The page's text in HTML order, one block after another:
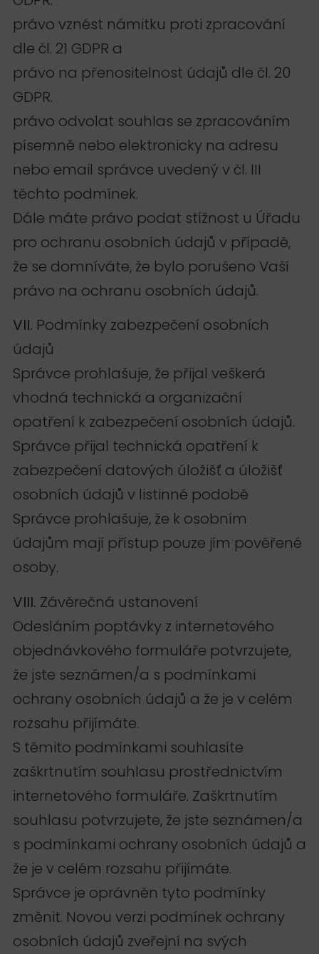
právo vznést námitku proti zpracování
dle čl. 21 GDPR a
právo na přenositelnost údajů dle čl. 20
GDPR.
právo odvolat souhlas se zpracováním
písemně nebo elektronicky na adresu
nebo email správce uvedený v čl. III
těchto podmínek.
Dále máte právo podat stížnost u Úřadu
pro ochranu osobních údajů v případě,
že se domníváte, že bylo porušeno Vaší
právo na ochranu osobních údajů.
VII. Podmínky zabezpečení osobních
údajů
Správce prohlašuje, že přijal veškerá
vhodná technická a organizační
opatření k zabezpečení osobních údajů.
Správce přijal technická opatření k
zabezpečení datových úložišť a úložišť
osobních údajů v listinné podobě
Správce prohlašuje, že k osobním
údajům mají přístup pouze jím pověřené
osoby.
VIII. Závěrečná ustanovení
Odesláním poptávky z internetového
objednávkového formuláře potvrzujete,
že jste seznámen/a s podmínkami
ochrany osobních údajů a že je v celém
rozsahu přijímáte.
S těmito podmínkami souhlasíte
zaškrtnutím souhlasu prostřednictvím
internetového formuláře. Zaškrtnutím
souhlasu potvrzujete, že jste seznámen/a
s podmínkami ochrany osobních údajů a
že je v celém rozsahu přijímáte.
Správce je oprávněn tyto podmínky
změnit. Novou verzi podmínek ochrany
osobních údajů zveřejní na svých